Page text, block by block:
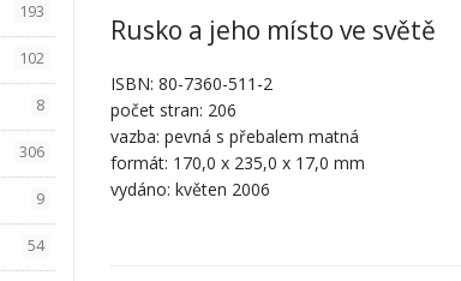
Rusko a jeho místo ve světě
ISBN: 80-7360-511-2
počet stran: 206
vazba: pevná s přebalem matná
formát: 170,0 x 235,0 x 17,0 mm
vydáno: květen 2006
193
102
8
306
9
54